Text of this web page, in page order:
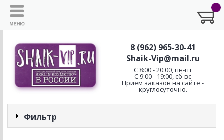
8 (962) 965-30-41
Shaik-Vip@mail.ru
C 8:00 - 20:00, пн-пт
С 9:00 - 19:00, сб-вс
Приём заказов на сайте -
круглосуточно.
Фильтр